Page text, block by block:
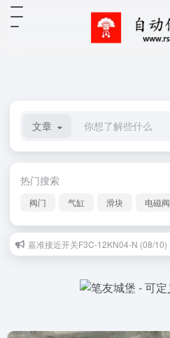
文章
热门搜索
阀门 气缸 滑块 电磁阀
嘉准接近开关F3C-12KN04-N (08/10)